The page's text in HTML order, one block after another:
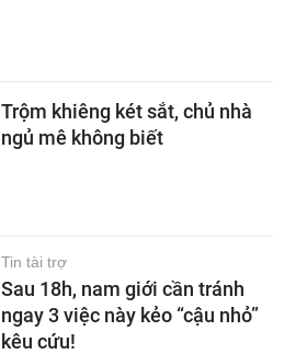
Trộm khiêng két sắt, chủ nhà
ngủ mê không biết
Tin tài trợ
Sau 18h, nam giới cần tránh
ngay 3 việc này kẻo “cậu nhỏ”
kêu cứu!